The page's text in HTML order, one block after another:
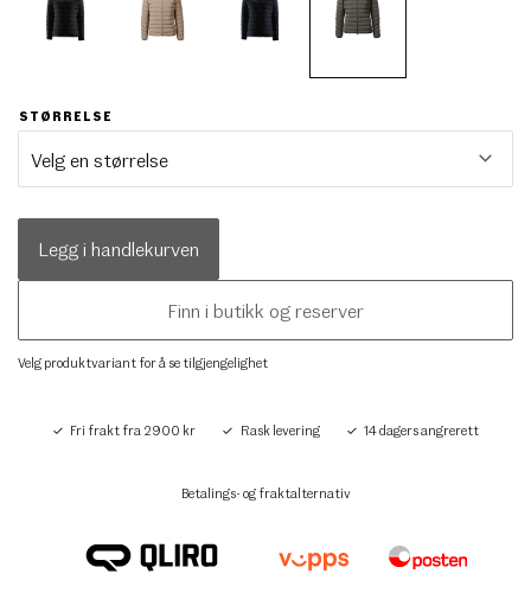
STØRRELSE
Legg i handlekurven
Finn i butikk og reserver
Velg produktvariant for å se tilgjengelighet
Fri frakt fra 2900 kr Rask levering 14 dagers angrerett
Betalings- og fraktalternativ